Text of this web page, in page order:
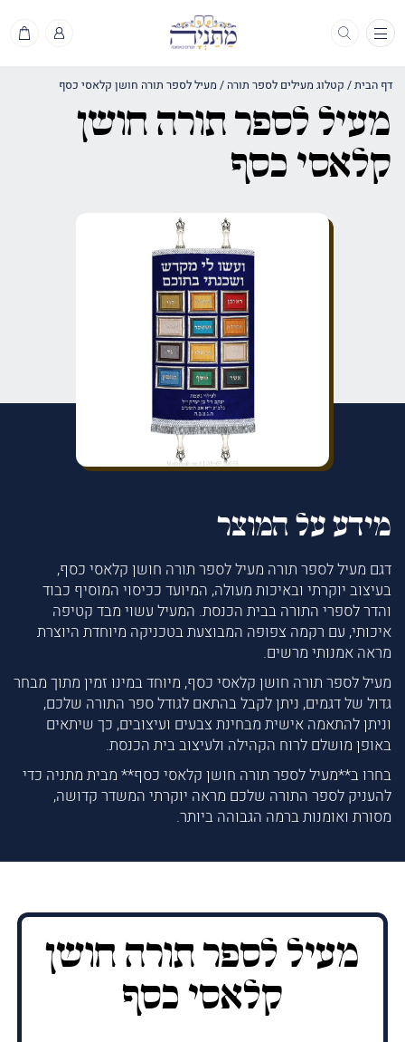
תפריט
דף הבית/ קטלוג מעילים לספר תורה / מעיל לספר תורה חושן קלאסי כסף
מעיל לספר תורה חושן
קלאסי כסף
מידע על המוצר
דגם מעיל לספר תורה מעיל לספר תורה חושן קלאסי כסף,
בעיצוב יוקרתי ובאיכות מעולה, המיועד ככיסוי המוסיף כבוד
והדר לספרי התורה בבית הכנסת. המעיל עשוי מבד קטיפה
איכותי, עם רקמה צפופה המבוצעת בטכניקה מיוחדת היוצרת
מראה אמנותי מרשים.
מעיל לספר תורה חושן קלאסי כסף, מיוחד במינו זמין מתוך מבחר
גדול של דגמים, ניתן לקבל בהתאם לגודל ספר התורה שלכם,
וניתן להתאמה אישית מבחינת צבעים ועיצובים, כך שיתאים
באופן מושלם לרוח הקהילה ולעיצוב בית הכנסת.
בחרו ב**מעיל לספר תורה חושן קלאסי כסף** מבית מתניה כדי
להעניק לספר התורה שלכם מראה יוקרתי המשדר קדושה,
מסורת ואומנות ברמה הגבוהה ביותר.
מעיל לספר תורה חושן
קלאסי כסף